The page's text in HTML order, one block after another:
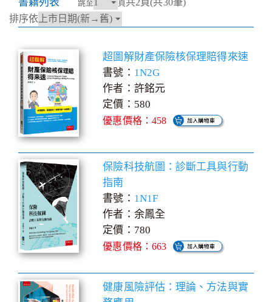
跳至 頁共2頁(共30筆)
排序依
超圖解財產保險核保理賠得來速
書號： 1N2G
作者：許銘元
定價：580
優惠價格：458
保險科技航圖：診斷工具與行動
指南
書號： 1N1F
作者：余鳳全
定價：780
優惠價格：663
健康風險評估：理論、方法與實